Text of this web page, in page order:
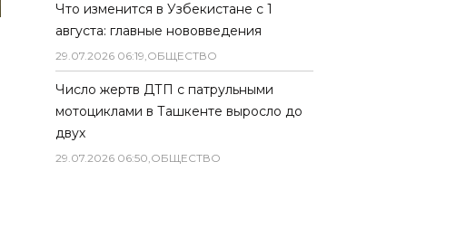
Что изменится в Узбекистане с 1
августа: главные нововведения
29.07.2026 06:19,ОБЩЕСТВО
Число жертв ДТП с патрульными
мотоциклами в Ташкенте выросло до
двух
29.07.2026 06:50,ОБЩЕСТВО